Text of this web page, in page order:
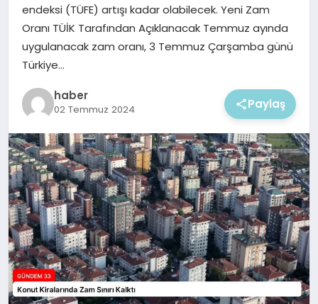
MAGAZIN
endeksi (TÜFE) artışı kadar olabilecek. Yeni Zam
Oranı TÜİK Tarafından Açıklanacak Temmuz ayında
uygulanacak zam oranı, 3 Temmuz Çarşamba günü
Türkiye…
haber
02 Temmuz 2024 Paylaş